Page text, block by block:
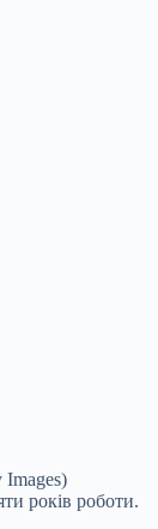
Images)
років роботи.